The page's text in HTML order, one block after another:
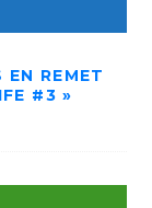
REMET
#3 »